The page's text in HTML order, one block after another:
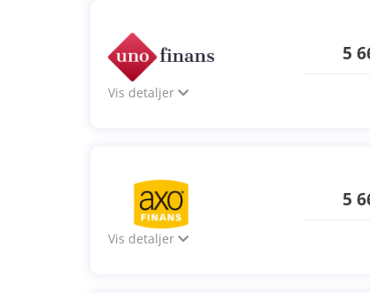
5
Vis detaljer
5
Vis detaljer